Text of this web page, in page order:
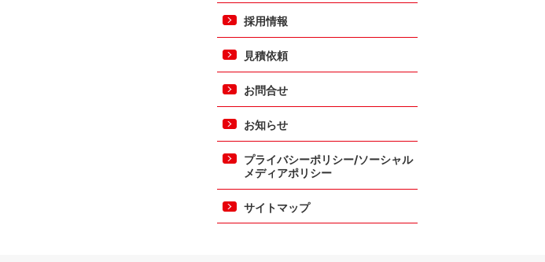
採用情報
見積依頼
お問合せ
お知らせ
プライバシーポリシー/ソーシャル
メディアポリシー
サイトマップ